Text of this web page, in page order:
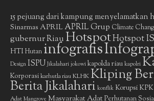
15 pejuang dari kampung menyelamatkan
Sinarmas APRIL APRIL Grup Climate
gubernur RiauHotspotHotspot
HTIHutan infografis
Design ISPU Jikalahari jokowi kapolda riau kapolri
Korporasikarhutla riauKLHKKliping
Berita Jikalahari konflik Korupsi KPK
Adat Mangrove Masyarakat AdatPerhutanan